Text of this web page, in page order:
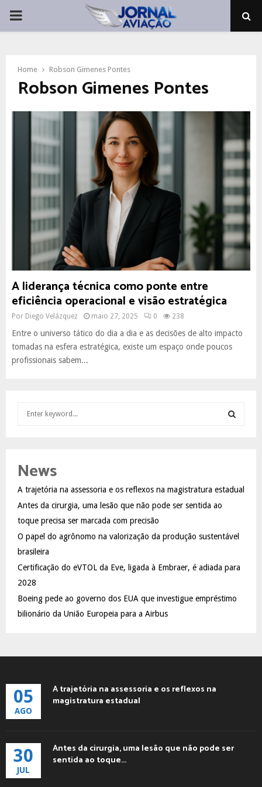
PRIMARY
Home Robson Gimenes Pontes
Robson Gimenes Pontes
A liderança técnica como ponte entre
eficiência operacional e visão estratégica
Por Diego Velázquez maio 27, 2025 0 238
Entre o universo tático do dia a dia e as decisões de alto impacto
tomadas na esfera estratégica, existe um espaço onde poucos
profissionais sabem...
h
o
r
:
A
C
News
A trajetória na assessoria e os reflexos na magistratura estadual
Antes da cirurgia, uma lesão que não pode ser sentida ao
toque precisa ser marcada com precisão
O papel do agrônomo na valorização da produção sustentável
brasileira
Certificação do eVTOL da Eve, ligada à Embraer, é adiada para
2028
Boeing pede ao governo dos EUA que investigue empréstimo
bilionário da União Europeia para a Airbus
05
AGO
A trajetória na assessoria e os reflexos na
magistratura estadual
30
JUL
Antes da cirurgia, uma lesão que não pode ser
sentida ao toque...